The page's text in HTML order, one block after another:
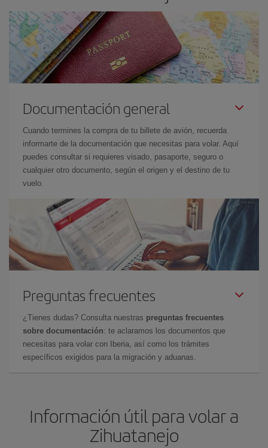
Documentación general
Cuando termines la compra de tu billete de avión, recuerda
informarte de la documentación que necesitas para volar. Aquí
puedes consultar si requieres visado, pasaporte, seguro o
cualquier otro documento, según el origen y el destino de tu
vuelo.
Preguntas frecuentes
¿Tienes dudas? Consulta nuestras preguntas frecuentes
sobre documentación: te aclaramos los documentos que
necesitas para volar con Iberia, así como los trámites
específicos exigidos para la migración y aduanas.
Información útil para volar a
Zihuatanejo